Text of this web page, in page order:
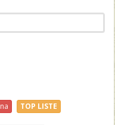
TOP LISTE